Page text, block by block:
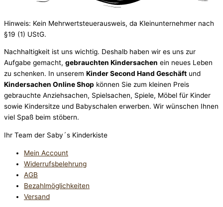
Hinweis: Kein Mehrwertsteuerausweis, da Kleinunternehmer nach
§19 (1) UStG.
Nachhaltigkeit ist uns wichtig. Deshalb haben wir es uns zur
Aufgabe gemacht, gebrauchten Kindersachen ein neues Leben
zu schenken. In unserem Kinder Second Hand Geschäft und
Kindersachen Online Shop können Sie zum kleinen Preis
gebrauchte Anziehsachen, Spiel­sachen, Spiele, Möbel für Kinder
sowie Kindersitze und Babyschalen erwerben. Wir wünschen Ihnen
viel Spaß beim stöbern.
Ihr Team der Saby´s Kinderkiste
Mein Account
Widerrufsbelehrung
AGB
Bezahlmöglichkeiten
Versand